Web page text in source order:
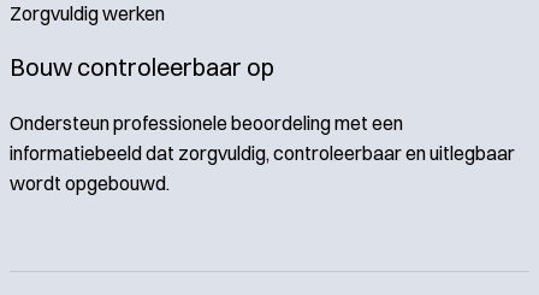
Zorgvuldig werken
Bouw controleerbaar op
Ondersteun professionele beoordeling met een
informatiebeeld dat zorgvuldig, controleerbaar en uitlegbaar
wordt opgebouwd.